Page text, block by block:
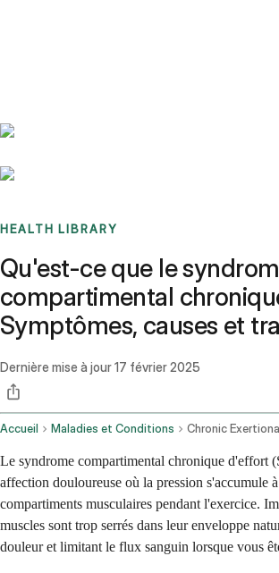
HEALTH LIBRARY
Qu'est-ce que le
compartimental
Symptômes, causes et
Dernière mise à jour17 février 2025
Accueil Maladies et Conditions
Le syndrome compartimental chronique d'effort
affection douloureuse où la pression s'accumule
compartiments musculaires pendant l'exercice.
muscles sont trop serrés dans leur enveloppe
douleur et limitant le flux sanguin lorsque vous